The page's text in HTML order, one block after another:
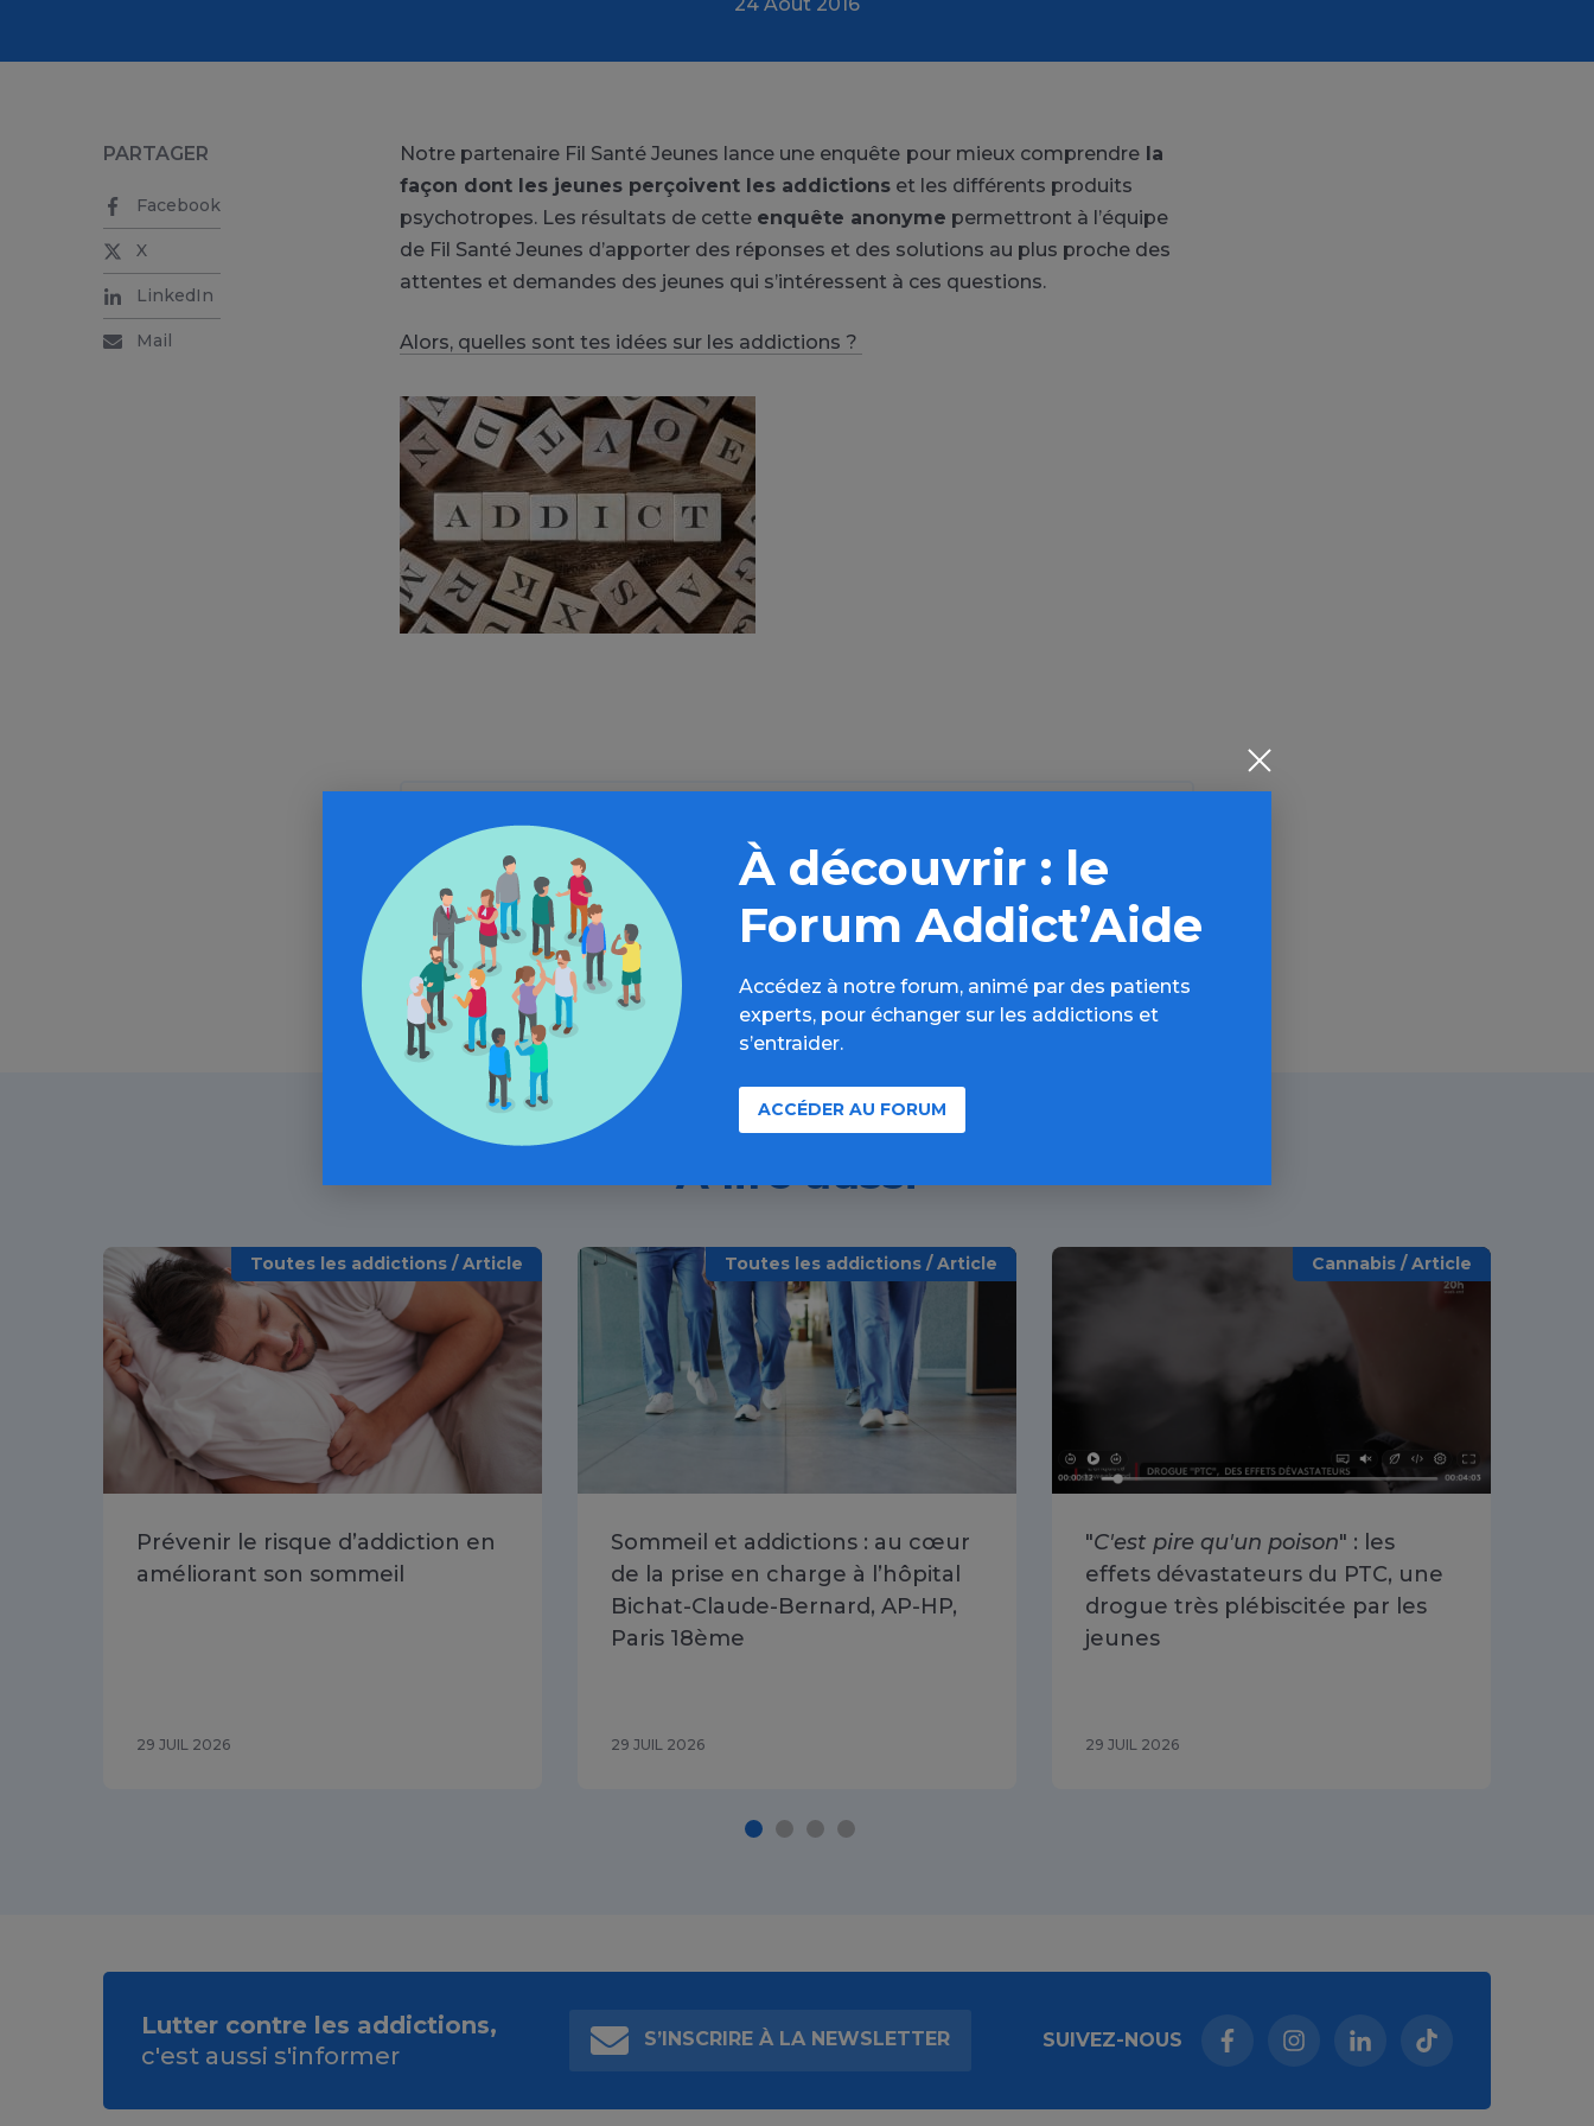
Notre partenaire Fil Santé Jeunes lance une enquête pour mieux comprendre la
façon dont les jeunes perçoivent les addictions et les différents produits
psychotropes. Les résultats de cette enquête anonyme permettront à l’équipe
de Fil Santé Jeunes d’apporter des réponses et des solutions au plus proche des
attentes et demandes des jeunes qui s’intéressent à ces questions.
Alors, quelles sont tes idées sur les addictions ?
PARTAGER
Facebook
X
LinkedIn
Mail
» en savoir plus
À lire aussi
Toutes les addictions / Article
Prévenir le risque d’addiction en
améliorant son sommeil
29 JUIL 2026
Toutes les addictions / Article
Sommeil et addictions : au cœur
de la prise en charge à l’hôpital
Bichat-Claude-Bernard, AP-HP,
Paris 18ème
29 JUIL 2026
Cannabis / Article
"C'est pire qu'un poison" : les
effets dévastateurs du PTC, une
drogue très plébiscitée par les
jeunes
29 JUIL 2026
À découvrir : le
Forum Addict’Aide
Accédez à notre forum, animé par des patients
experts, pour échanger sur les addictions et
s’entraider.
ACCÉDER AU FORUM
Lutter contre les addictions,
c'est aussi s'informer
S’INSCRIRE À LA NEWSLETTER SUIVEZ-NOUS
Facebook (nouvelle fenêtre)
Instagram (nouvelle fenêtre)
Linkedin (nouvelle
Tiktok (nouvelle